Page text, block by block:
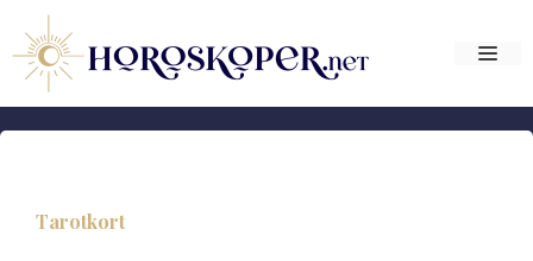
indhold
Tarotkort